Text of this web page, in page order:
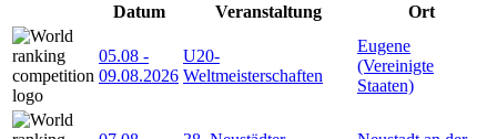
Datum
Veranstaltung Ort
05.08 -
09.08.2026
U20-
Weltmeisterschaften
Eugene
(Vereinigte
Staaten)